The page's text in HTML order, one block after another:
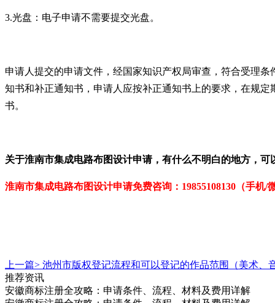
3.光盘：电子申请不需要提交光盘。
申请人提交的申请文件，经国家知识产权局审查，符合受理
知书和补正通知书，申请人应按补正通知书上的要求，在规
书。
关于淮南市集成电路布图设计申请，有什么不明白的地方，可
淮南市集成电路布图设计申请免费咨询：19855108130（手机/
上一篇> 池州市版权登记流程和可以登记的作品范围（美术、
推荐资讯
安徽商标注册全攻略：申请条件、流程、材料及费用详解